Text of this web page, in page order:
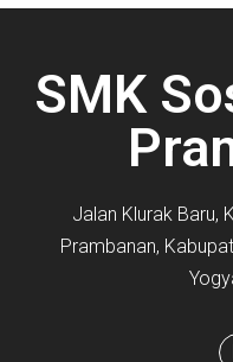
SMK
Jalan Klurak Baru,
Prambanan,